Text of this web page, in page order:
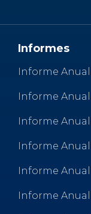
o
k
Informes
Informe Anual
Informe
Informe Anual
Informe Anual
Informe Anual
Informe Anual